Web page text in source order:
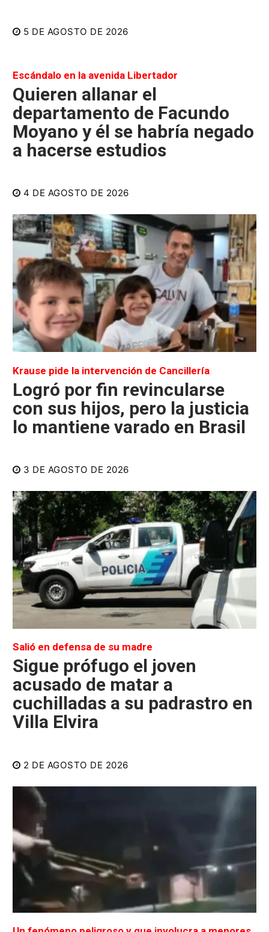
5 DE AGOSTO DE 2026
Escándalo en la avenida Libertador
Quieren allanar el
departamento de Facundo
Moyano y él se habría negado
a hacerse estudios
4 DE AGOSTO DE 2026
Krause pide la intervención de Cancillería
Logró por fin revincularse
con sus hijos, pero la justicia
lo mantiene varado en Brasil
3 DE AGOSTO DE 2026
Salió en defensa de su madre
Sigue prófugo el joven
acusado de matar a
cuchilladas a su padrastro en
Villa Elvira
2 DE AGOSTO DE 2026